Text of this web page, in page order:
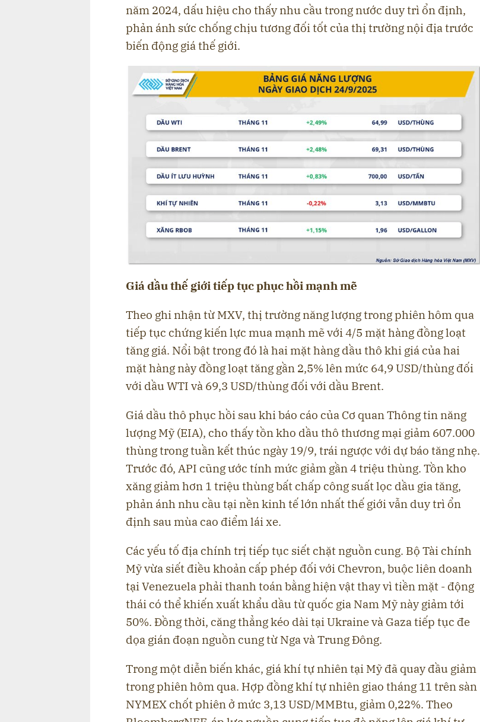
năm 2024, dấu hiệu cho thấy nhu cầu trong nước duy trì ổn định,
phản ánh sức chống chịu tương đối tốt của thị trường nội địa trước
biến động giá thế giới.
Giá dầu thế giới tiếp tục phục hồi mạnh mẽ
Theo ghi nhận từ MXV, thị trường năng lượng trong phiên hôm qua
tiếp tục chứng kiến lực mua mạnh mẽ với 4/5 mặt hàng đồng loạt
tăng giá. Nổi bật trong đó là hai mặt hàng dầu thô khi giá của hai
mặt hàng này đồng loạt tăng gần 2,5% lên mức 64,9 USD/thùng đối
với dầu WTI và 69,3 USD/thùng đối với dầu Brent.
Giá dầu thô phục hồi sau khi báo cáo của Cơ quan Thông tin năng
lượng Mỹ (EIA), cho thấy tồn kho dầu thô thương mại giảm 607.000
thùng trong tuần kết thúc ngày 19/9, trái ngược với dự báo tăng nhẹ.
Trước đó, API cũng ước tính mức giảm gần 4 triệu thùng. Tồn kho
xăng giảm hơn 1 triệu thùng bất chấp công suất lọc dầu gia tăng,
phản ánh nhu cầu tại nền kinh tế lớn nhất thế giới vẫn duy trì ổn
định sau mùa cao điểm lái xe.
Các yếu tố địa chính trị tiếp tục siết chặt nguồn cung. Bộ Tài chính
Mỹ vừa siết điều khoản cấp phép đối với Chevron, buộc liên doanh
tại Venezuela phải thanh toán bằng hiện vật thay vì tiền mặt - động
thái có thể khiến xuất khẩu dầu từ quốc gia Nam Mỹ này giảm tới
50%. Đồng thời, căng thẳng kéo dài tại Ukraine và Gaza tiếp tục đe
dọa gián đoạn nguồn cung từ Nga và Trung Đông.
Trong một diễn biến khác, giá khí tự nhiên tại Mỹ đã quay đầu giảm
trong phiên hôm qua. Hợp đồng khí tự nhiên giao tháng 11 trên sàn
NYMEX chốt phiên ở mức 3,13 USD/MMBtu, giảm 0,22%. Theo